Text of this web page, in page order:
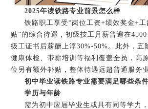
2025年读铁路专业前景怎么样
铁路职工享受“岗位工资+绩效奖金+
贴”的综合待遇，初级技工月薪普遍在
级工证书后薪酬上浮30%-50%。此外，五
健康体检、带薪培训等福利覆盖全员，高
位另有额外补贴，整体待遇远超普通服务业
初中毕业读铁路专业需要满足哪些条件
学历与年龄‌
需为初中应届毕业生或具有同等学力